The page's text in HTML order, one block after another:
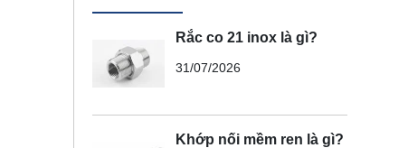
Rắc co 21 inox là gì?
31/07/2026
Khớp nối mềm ren là gì?